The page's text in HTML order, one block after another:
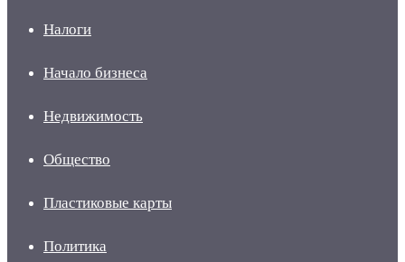
Налоги
Начало бизнеса
Недвижимость
Общество
Пластиковые карты
Политика